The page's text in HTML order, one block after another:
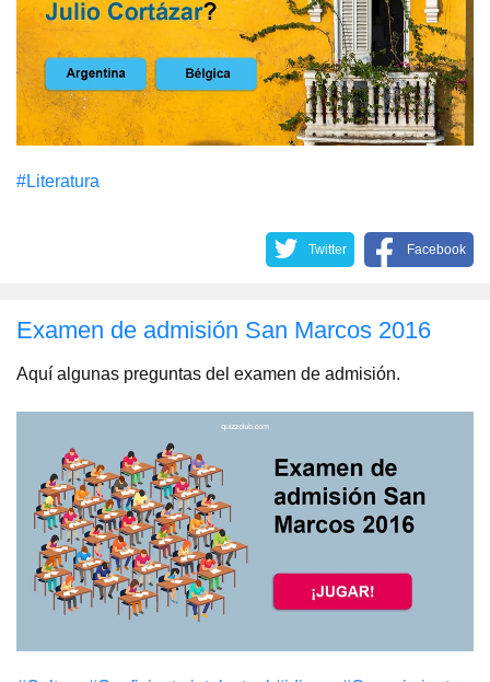
#Literatura
Twitter Facebook
Examen de admisión San Marcos 2016
Aquí algunas preguntas del examen de admisión.